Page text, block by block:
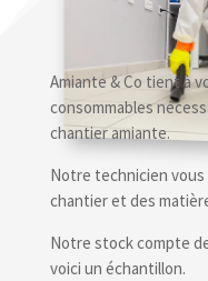
Amiante & Co tient à
consommables
chantier amiante.
Notre technicien
chantier et des
Notre stock compte
voici un échantillon.